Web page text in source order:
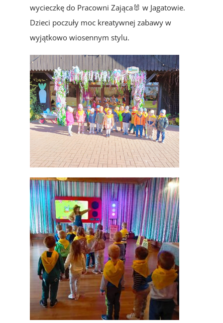
wycieczkę do Pracowni Zająca🐰 w Jagatowie.
Dzieci poczuły moc kreatywnej zabawy w
wyjątkowo wiosennym stylu.